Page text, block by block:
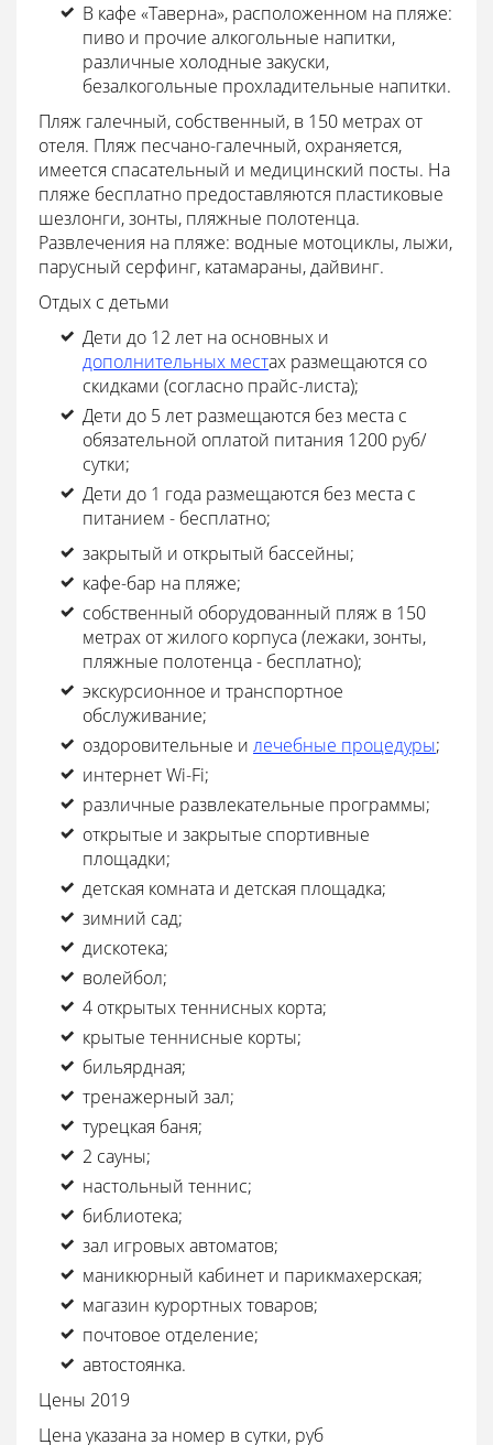
В кафе «Таверна», расположенном на пляже:
пиво и прочие алкогольные напитки,
различные холодные закуски,
безалкогольные прохладительные напитки.
Пляж галечный, собственный, в 150 метрах от
отеля. Пляж песчано-галечный, охраняется,
имеется спасательный и медицинский посты. На
пляже бесплатно предоставляются пластиковые
шезлонги, зонты, пляжные полотенца.
Развлечения на пляже: водные мотоциклы, лыжи,
парусный серфинг, катамараны, дайвинг.
Отдых с детьми
Дети до 12 лет на основных и
дополнительных местах размещаются со
скидками (согласно прайс-листа);
Дети до 5 лет размещаются без места с
обязательной оплатой питания 1200 руб/
сутки;
Дети до 1 года размещаются без места с
питанием - бесплатно;
закрытый и открытый бассейны;
кафе-бар на пляже;
собственный оборудованный пляж в 150
метрах от жилого корпуса (лежаки, зонты,
пляжные полотенца - бесплатно);
экскурсионное и транспортное
обслуживание;
оздоровительные и лечебные процедуры;
интернет Wi-Fi;
различные развлекательные программы;
открытые и закрытые спортивные
площадки;
детская комната и детская площадка;
зимний сад;
дискотека;
волейбол;
4 открытых теннисных корта;
крытые теннисные корты;
бильярдная;
тренажерный зал;
турецкая баня;
2 сауны;
настольный теннис;
библиотека;
зал игровых автоматов;
маникюрный кабинет и парикмахерская;
магазин курортных товаров;
почтовое отделение;
автостоянка.
Цены 2019
Цена указана за номер в сутки, руб